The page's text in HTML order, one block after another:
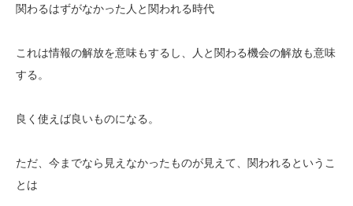
関わるはずがなかった人と関われる時代
これは情報の解放を意味もするし、人と関わる機会の解放も意味
する。
良く使えば良いものになる。
ただ、今までなら見えなかったものが見えて、関われるというこ
とは